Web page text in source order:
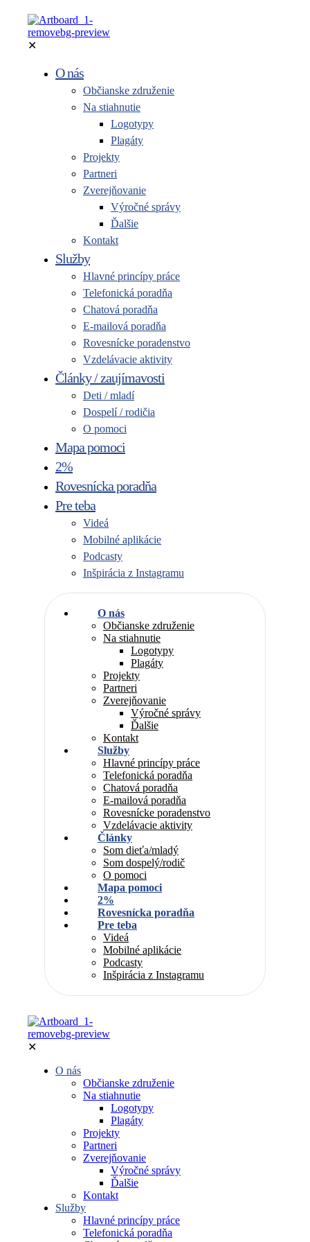
✕
O nás
Občianske združenie
Na stiahnutie
Logotypy
Plagáty
Projekty
Partneri
Zverejňovanie
Výročné správy
Ďalšie
Kontakt
Služby
Hlavné princípy práce
Telefonická poradňa
Chatová poradňa
E-mailová poradňa
Rovesnícke poradenstvo
Vzdelávacie aktivity
Články / zaujímavosti
Deti / mladí
Dospelí / rodičia
O pomoci
Mapa pomoci
2%
Rovesnícka poradňa
Pre teba
Videá
Mobilné aplikácie
Podcasty
Inšpirácia z Instagramu
O nás
Občianske združenie
Na stiahnutie
Logotypy
Plagáty
Projekty
Partneri
Zverejňovanie
Výročné správy
Ďalšie
Kontakt
Služby
Hlavné princípy práce
Telefonická poradňa
Chatová poradňa
E-mailová poradňa
Rovesnícke poradenstvo
Vzdelávacie aktivity
Články
Som dieťa/mladý
Som dospelý/rodič
O pomoci
Mapa pomoci
2%
Rovesnícka poradňa
Pre teba
Videá
Mobilné aplikácie
Podcasty
Inšpirácia z Instagramu
✕
O nás
Občianske združenie
Na stiahnutie
Logotypy
Plagáty
Projekty
Partneri
Zverejňovanie
Výročné správy
Ďalšie
Kontakt
Služby
Hlavné princípy práce
Telefonická poradňa